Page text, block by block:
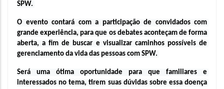
SPW.
O evento contará com a participação de convidados com
grande experiência, para que os debates aconteçam de forma
aberta, a fim de buscar e visualizar caminhos possíveis de
gerenciamento da vida das pessoas com SPW.
Será uma ótima oportunidade para que familiares e
interessados no tema, tirem suas dúvidas sobre essa doença